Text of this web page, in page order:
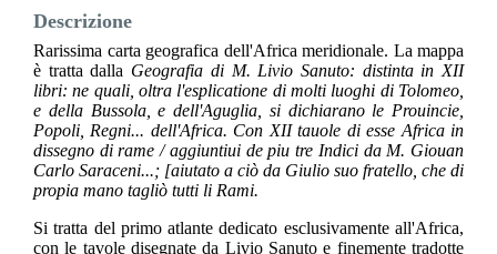
Descrizione
Rarissima carta geografica dell'Africa meridionale. La mappa
è tratta dalla Geografia di M. Livio Sanuto: distinta in XII
libri: ne quali, oltra l'esplicatione di molti luoghi di Tolomeo,
e della Bussola, e dell'Aguglia, si dichiarano le Prouincie,
Popoli, Regni... dell'Africa. Con XII tauole di esse Africa in
dissegno di rame / aggiuntiui de piu tre Indici da M. Giouan
Carlo Saraceni...; [aiutato a ciò da Giulio suo fratello, che di
propia mano tagliò tutti li Rami.
Si tratta del primo atlante dedicato esclusivamente all'Africa,
con le tavole disegnate da Livio Sanuto e finemente tradotte